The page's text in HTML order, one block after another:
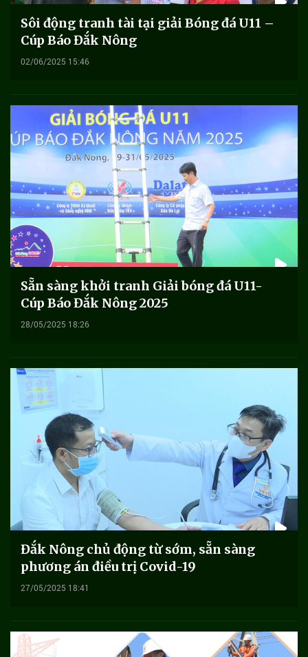
Sôi động tranh tài tại giải Bóng đá U11 –
Cúp Báo Đắk Nông
02/06/2025 15:46
Sẵn sàng khởi tranh Giải bóng đá U11-
Cúp Báo Đắk Nông 2025
28/05/2025 18:26
Đắk Nông chủ động từ sớm, sẵn sàng
phương án điều trị Covid-19
27/05/2025 18:41